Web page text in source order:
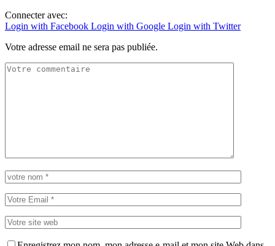
Connecter avec:
Login with Facebook Login with Google Login with Twitter
Votre adresse email ne sera pas publiée.